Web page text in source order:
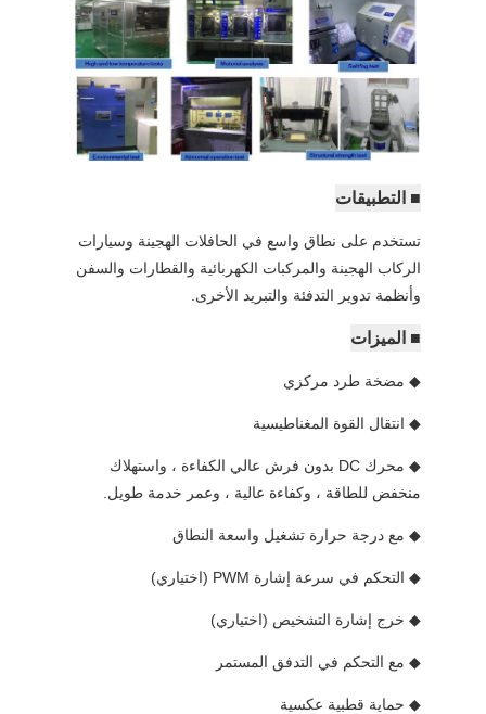
■ التطبيقات
تستخدم على نطاق واسع في الحافلات الهجينة وسيارات
الركاب الهجينة والمركبات الكهربائية والقطارات والسفن
وأنظمة تدوير التدفئة والتبريد الأخرى.
■ الميزات
◆ مضخة طرد مركزي
◆ انتقال القوة المغناطيسية
◆ محرك DC بدون فرش عالي الكفاءة ، واستهلاك
منخفض للطاقة ، وكفاءة عالية ، وعمر خدمة طويل.
◆ مع درجة حرارة تشغيل واسعة النطاق
◆ التحكم في سرعة إشارة PWM (اختياري)
◆ خرج إشارة التشخيص (اختياري)
◆ مع التحكم في التدفق المستمر
◆ حماية قطبية عكسية